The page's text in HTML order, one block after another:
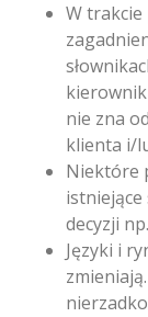
W trakcie
nie zna
klienta i/
Niektóre
istniejące
decyzji
Języki i